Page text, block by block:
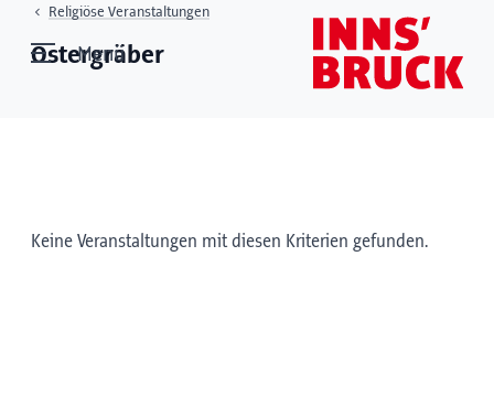
Menü
Religiöse Veranstaltungen
Ostergräber
Keine Veranstaltungen mit diesen Kriterien gefunden.